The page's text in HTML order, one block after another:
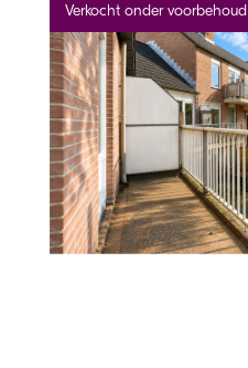
Verkocht onder voorbehoud